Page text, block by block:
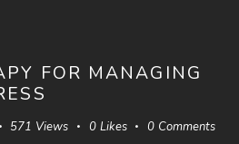
FOR MANAGING
571 Views 0 Likes 0 Comments